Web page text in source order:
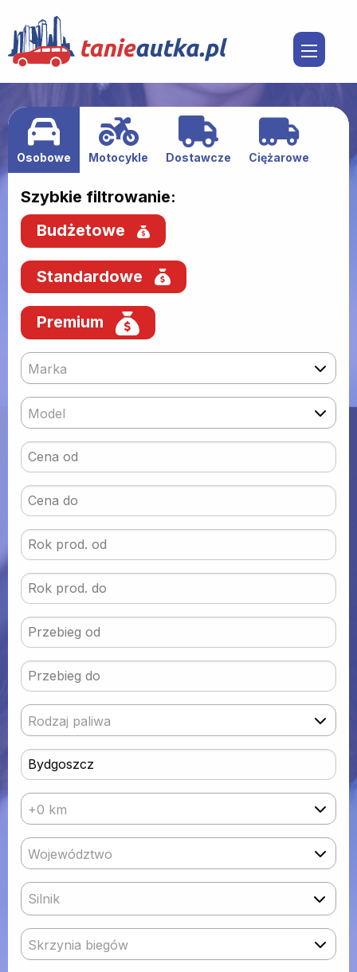
Osobowe Motocykle Dostawcze Ciężarowe
Szybkie filtrowanie:
Budżetowe
Standardowe
Premium
Marka
Model
Rodzaj paliwa
+0 km
Województwo
Silnik
Skrzynia biegów